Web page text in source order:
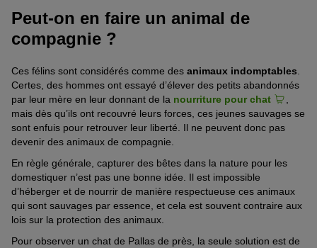
Peut-on en faire un animal de
compagnie ?
Ces félins sont considérés comme des animaux indomptables.
Certes, des hommes ont essayé d’élever des petits abandonnés
par leur mère en leur donnant de la nourriture pour chat
,
mais dès qu’ils ont recouvré leurs forces, ces jeunes sauvages se
sont enfuis pour retrouver leur liberté. Il ne peuvent donc pas
devenir des animaux de compagnie.
En règle générale, capturer des bêtes dans la nature pour les
domestiquer n’est pas une bonne idée. Il est impossible
d’héberger et de nourrir de manière respectueuse ces animaux
qui sont sauvages par essence, et cela est souvent contraire aux
lois sur la protection des animaux.
Pour observer un chat de Pallas de près, la seule solution est de